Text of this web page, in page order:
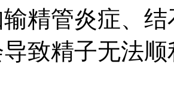
精管炎症、
致精子无法